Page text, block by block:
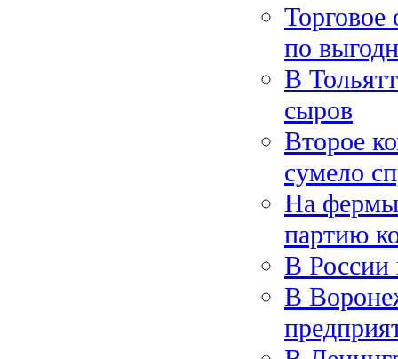
Торговое
по
В
сыров
Второе
сумело
На фермы
партию
В России
В